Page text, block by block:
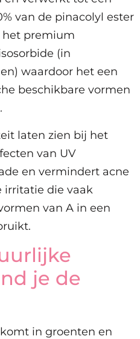
van de pinacolyl ester
het premium
(in
waardoor het een
beschikbare vormen
laten zien bij het
van UV
en vermindert acne
irritatie die vaak
van A in een
je de
in groenten en